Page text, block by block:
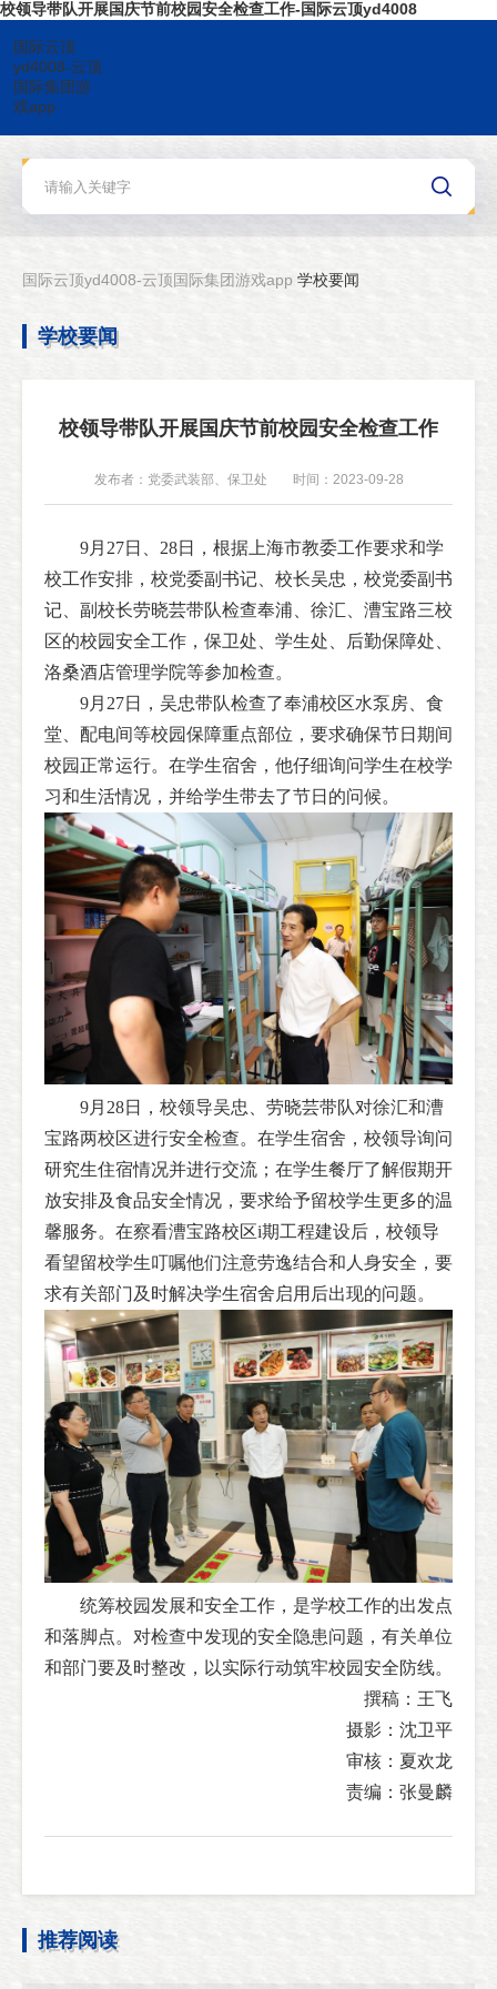
校领导带队开展国庆节前校园安全检查工作-国际云顶yd4008
国际云顶
yd4008-云顶
国际集团游
戏app
国际云顶yd4008-云顶国际集团游戏app 学校要闻
学校要闻
校领导带队开展国庆节前校园安全检查工作
发布者：党委武装部、保卫处 时间：2023-09-28
9月27日、28日，根据上海市教委工作要求和学
校工作安排，校党委副书记、校长吴忠，校党委副书
记、副校长劳晓芸带队检查奉浦、徐汇、漕宝路三校
区的校园安全工作，保卫处、学生处、后勤保障处、
洛桑酒店管理学院等参加检查。
9月27日，吴忠带队检查了奉浦校区水泵房、食
堂、配电间等校园保障重点部位，要求确保节日期间
校园正常运行。在学生宿舍，他仔细询问学生在校学
习和生活情况，并给学生带去了节日的问候。
9月28日，校领导吴忠、劳晓芸带队对徐汇和漕
宝路两校区进行安全检查。在学生宿舍，校领导询问
研究生住宿情况并进行交流；在学生餐厅了解假期开
放安排及食品安全情况，要求给予留校学生更多的温
馨服务。在察看漕宝路校区i期工程建设后，校领导
看望留校学生叮嘱他们注意劳逸结合和人身安全，要
求有关部门及时解决学生宿舍启用后出现的问题。
统筹校园发展和安全工作，是学校工作的出发点
和落脚点。对检查中发现的安全隐患问题，有关单位
和部门要及时整改，以实际行动筑牢校园安全防线。
撰稿：王飞
摄影：沈卫平
审核：夏欢龙
责编：张曼麟
推荐阅读